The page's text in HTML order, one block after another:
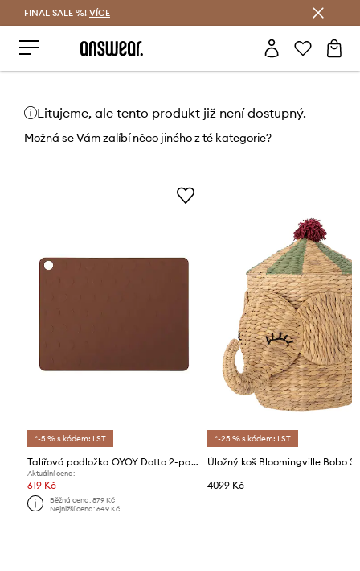
FINAL SALE %! VÍCE
Litujeme, ale tento produkt již není dostupný.
Možná se Vám zalíbí něco jiného z té kategorie?
*-5 % s kódem: LST
Talířová podložka OYOY Dotto 2-pack
Aktuální cena:
619 Kč
Běžná cena:879 Kč
Nejnižší cena:649 Kč
*-25 % s kódem: LST
4099 Kč